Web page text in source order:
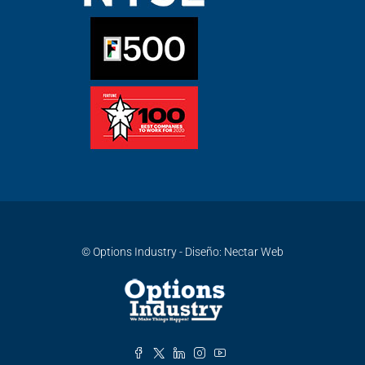
© Options Industry - Diseño: Nectar Web